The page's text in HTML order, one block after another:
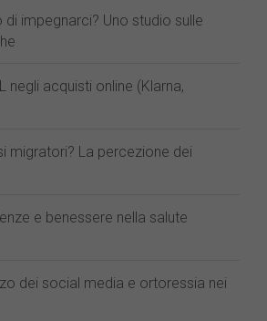
impegnarci? Uno studio sulle
negli acquisti online (Klarna,
migratori? La percezione dei
e benessere nella salute
dei social media e ortoressia nei